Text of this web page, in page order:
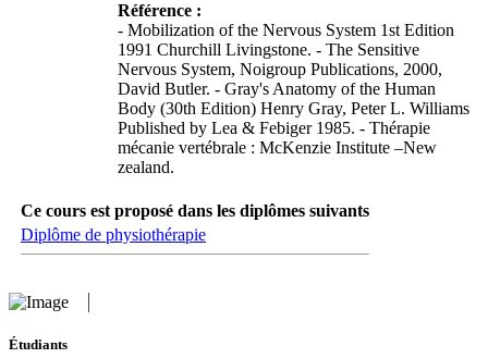
Référence :
- Mobilization of the Nervous System 1st Edition
1991 Churchill Livingstone. - The Sensitive
Nervous System, Noigroup Publications, 2000,
David Butler. - Gray's Anatomy of the Human
Body (30th Edition) Henry Gray, Peter L. Williams
Published by Lea & Febiger 1985. - Thérapie
mécanie vertébrale : McKenzie Institute –New
zealand.
Ce cours est proposé dans les diplômes suivants
Diplôme de physiothérapie
Étudiants